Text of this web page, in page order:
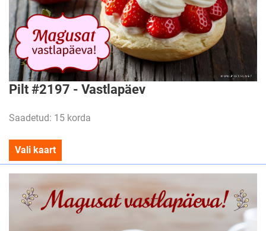
Pilt #2197 - Vastlapäev
Saadetud: 15 korda
Vali kaart